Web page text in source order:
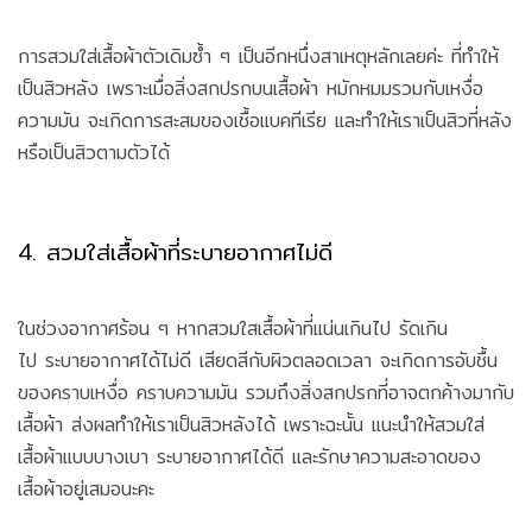
การสวมใส่เสื้อผ้าตัวเดิมซ้ำ ๆ เป็นอีกหนึ่งสาเหตุหลักเลยค่ะ ที่ทำให้
เป็นสิวหลัง เพราะเมื่อสิ่งสกปรกบนเสื้อผ้า หมักหมมรวมกับเหงื่อ
ความมัน จะเกิดการสะสมของเชื้อแบคทีเรีย และทำให้เราเป็นสิวที่หลัง
หรือเป็นสิวตามตัวได้
4. สวมใส่เสื้อผ้าที่ระบายอากาศไม่ดี
ในช่วงอากาศร้อน ๆ หากสวมใสเสื้อผ้าที่แน่นเกินไป รัดเกิน
ไป ระบายอากาศได้ไม่ดี เสียดสีกับผิวตลอดเวลา จะเกิดการอับชื้น
ของคราบเหงื่อ คราบความมัน รวมถึงสิ่งสกปรกที่อาจตกค้างมากับ
เสื้อผ้า ส่งผลทำให้เราเป็นสิวหลังได้ เพราะฉะนั้น แนะนำให้สวมใส่
เสื้อผ้าแบบบางเบา ระบายอากาศได้ดี และรักษาความสะอาดของ
เสื้อผ้าอยู่เสมอนะคะ